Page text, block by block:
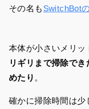
その名も SwitchBot
本体が小さいメリッ
リギリまで掃除で
めたり 。
確かに掃除時間は少